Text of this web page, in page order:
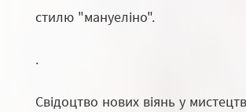
стилю "мануеліно".
.
Свідоцтво нових віянь у